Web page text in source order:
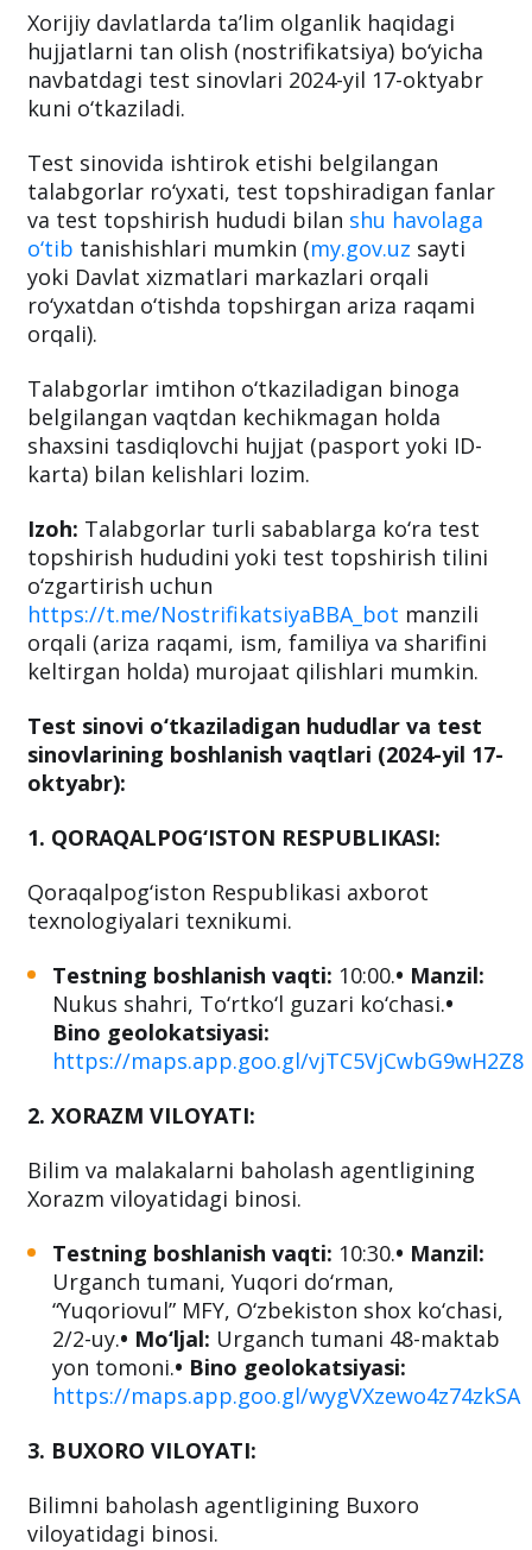
Xorijiy davlatlarda ta’lim olganlik haqidagi
hujjatlarni tan olish (nostrifikatsiya) bo‘yicha
navbatdagi test sinovlari 2024-yil 17-oktyabr
kuni o‘tkaziladi.
Test sinovida ishtirok etishi belgilangan
talabgorlar ro‘yxati, test topshiradigan fanlar
va test topshirish hududi bilan shu havolaga
o‘tib tanishishlari mumkin (my.gov.uz sayti
yoki Davlat xizmatlari markazlari orqali
ro‘yxatdan o‘tishda topshirgan ariza raqami
orqali).
Talabgorlar imtihon o‘tkaziladigan binoga
belgilangan vaqtdan kechikmagan holda
shaxsini tasdiqlovchi hujjat (pasport yoki ID-
karta) bilan kelishlari lozim.
Izoh: Talabgorlar turli sabablarga ko‘ra test
topshirish hududini yoki test topshirish tilini
o‘zgartirish uchun
https://t.me/NostrifikatsiyaBBA_bot manzili
orqali (ariza raqami, ism, familiya va sharifini
keltirgan holda) murojaat qilishlari mumkin.
Test sinovi o‘tkaziladigan hududlar va test
sinovlarining boshlanish vaqtlari (2024-yil 17-
oktyabr):
1. QORAQALPOG‘ISTON RESPUBLIKASI:
Qoraqalpog‘iston Respublikasi axborot
texnologiyalari texnikumi.
Testning boshlanish vaqti: 10:00.• Manzil:
Nukus shahri, To‘rtko‘l guzari ko‘chasi.•
Bino geolokatsiyasi:
https://maps.app.goo.gl/vjTC5VjCwbG9wH2Z8
2. XORAZM VILOYATI:
Bilim va malakalarni baholash agentligining
Xorazm viloyatidagi binosi.
Testning boshlanish vaqti: 10:30.• Manzil:
Urgаnсh tumani, Yuqоri dо‘rmаn,
“Yuqoriovul” MFY, O‘zbekiston shox ko‘chasi,
2/2-uy.• Mo‘ljal: Urganch tumani 48-maktab
yon tomoni.• Bino geolokatsiyasi:
https://maps.app.goo.gl/wygVXzewo4z74zkSA
3. BUXORO VILOYATI:
Bilimni baholash agentligining Buxoro
viloyatidagi binosi.